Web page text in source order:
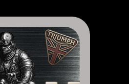
Street Scrambler, Street Twin,